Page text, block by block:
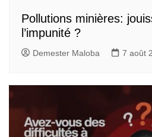
Pollutions minières:
l’impunité ?
Demester Maloba 7 août